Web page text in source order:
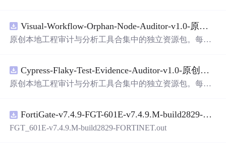
是一个非常方便和实用的工具，你一定会喜欢它的！ Visual-Workflow-Orphan-Node-Auditor-v1.0-原创源码与文档.zip
原创本地工程审计与分析工具合集中的独立资源包。每个
README、运行说明、功能清单、MIT License及原创与授
权声明。解压后进入project目录，执行npm test验证算法，
目源码、Logo、官方截图、论文、生产日志或其他受限素
材。适合前端开发、AI应用工程、测试审计和课程实践。
Cypress-Flaky-Test-Evidence-Auditor-v1.0-原创源码与文档.zip
原创本地工程审计与分析工具合集中的独立资源包。每个
README、运行说明、功能清单、MIT License及原创与授
权声明。解压后进入project目录，执行npm test验证算法，
FortiGate-v7.4.9-FGT-601E-v7.4.9.M-build2829-FORTINET.out
FGT_601E-v7.4.9.M-build2829-FORTINET.out